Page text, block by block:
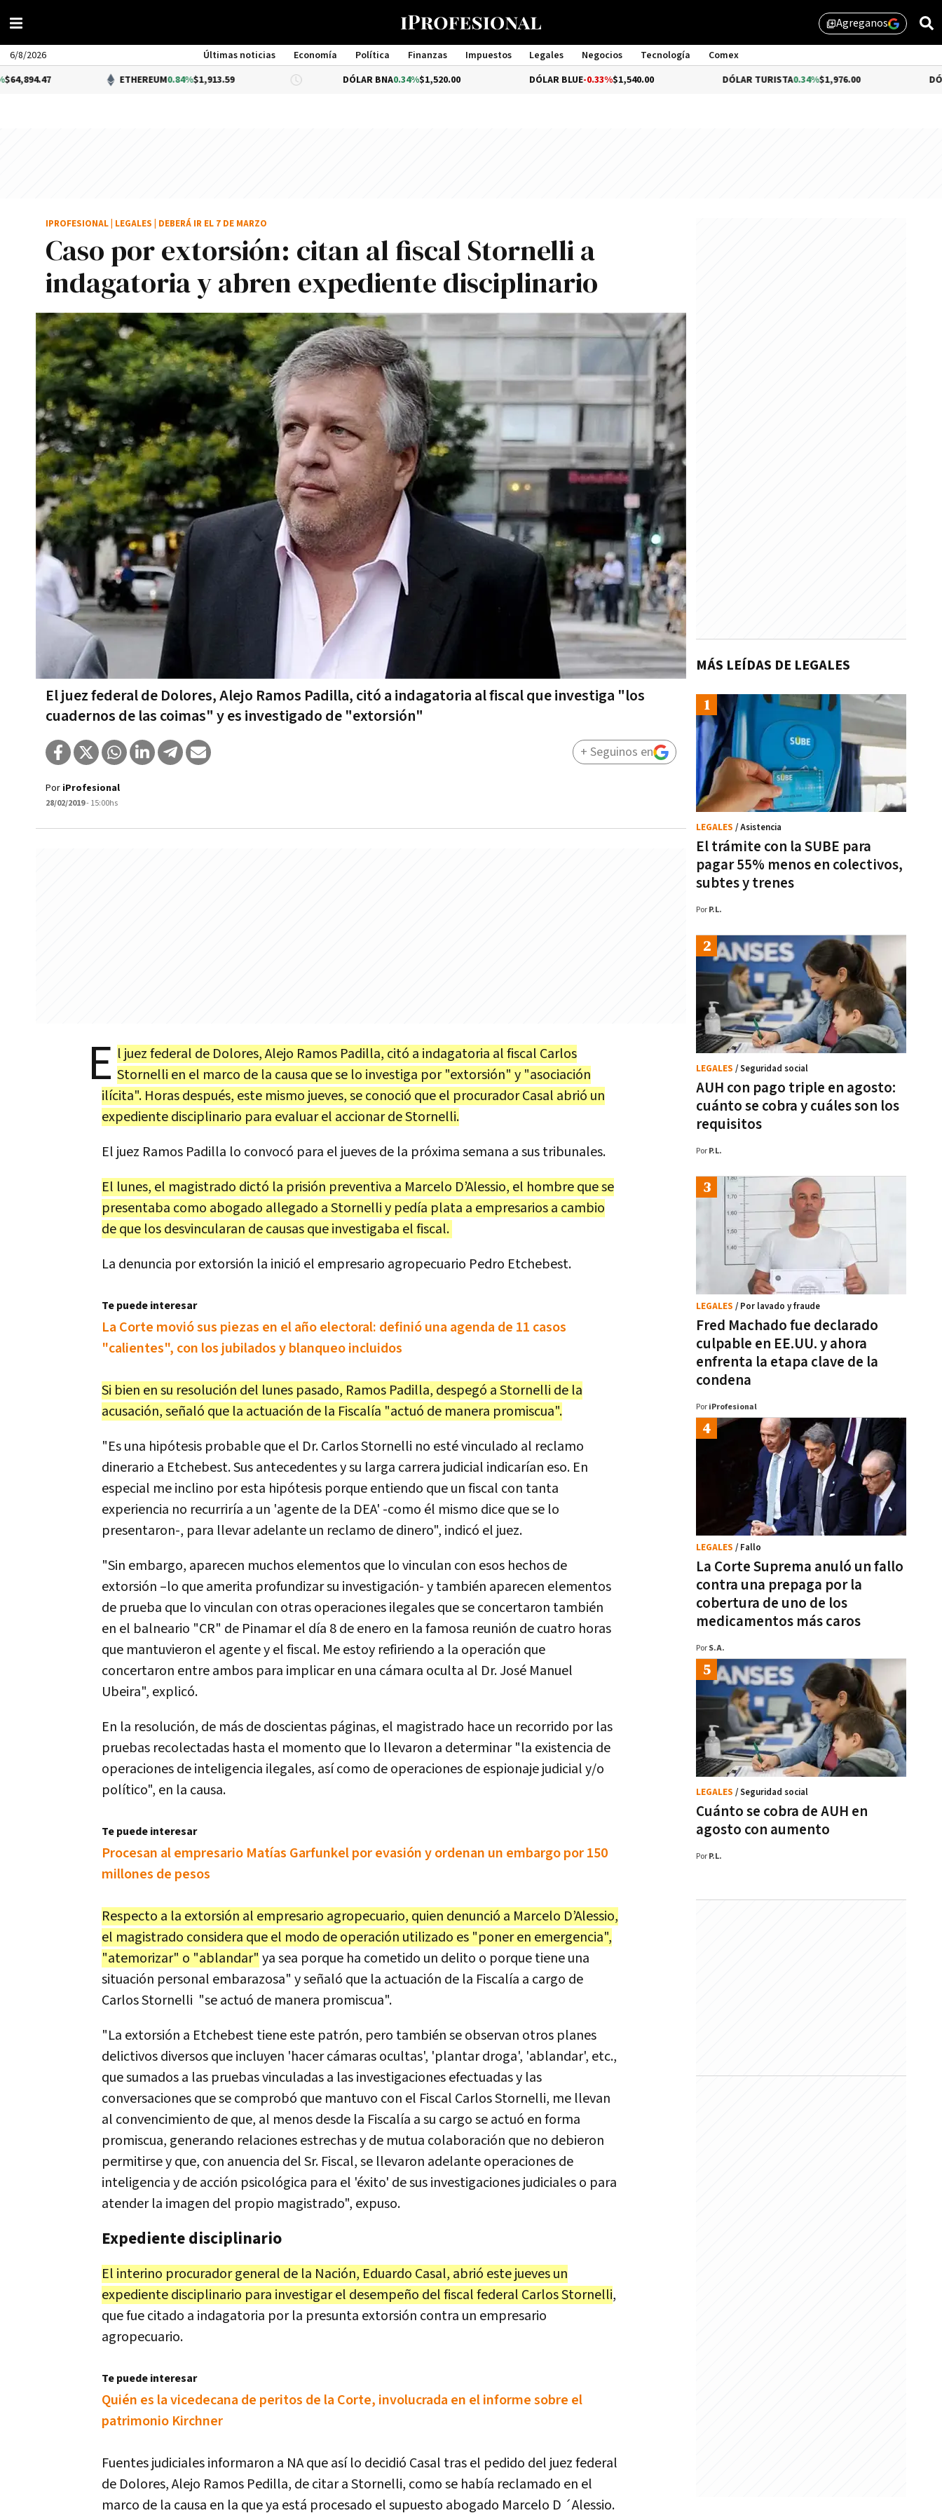
library_addAgreganos
6/8/2026 Últimas noticias Economía Política Finanzas Impuestos Legales Negocios Tecnología
Comex
Management
ETHEREUM0.84%$1,913.59 DÓLAR BNA 0.34%$1,520.00 -0.33%$1,540.00 DÓLAR TURISTA0.34%$1,976.00 -
Caso por extorsión: citan al fiscal Stornelli a
indagatoria y abren expediente disciplinario
El juez federal de Dolores, Alejo Ramos Padilla, citó a indagatoria al fiscal que investiga "los
cuadernos de las coimas" y es investigado de "extorsión"
IPROFESIONAL LEGALES DEBERÁ IR EL 7 DE MARZO
Por iProfesional
28/02/2019- 15:00hs
+ Seguinos en
E l juez federal de Dolores, Alejo Ramos Padilla, citó a indagatoria al fiscal Carlos
Stornelli en el marco de la causa que se lo investiga por "extorsión" y "asociación
ilícita". Horas después, este mismo jueves, se conoció que el procurador Casal abrió un
expediente disciplinario para evaluar el accionar de Stornelli.
El juez Ramos Padilla lo convocó para el jueves de la próxima semana a sus tribunales.
El lunes, el magistrado dictó la prisión preventiva a Marcelo D’Alessio, el hombre que se
presentaba como abogado allegado a Stornelli y pedía plata a empresarios a cambio
de que los desvincularan de causas que investigaba el fiscal.
La denuncia por extorsión la inició el empresario agropecuario Pedro Etchebest.
Te puede interesar
La Corte movió sus piezas en el año electoral: definió una agenda de 11 casos
"calientes", con los jubilados y blanqueo incluidos
Si bien en su resolución del lunes pasado, Ramos Padilla, despegó a Stornelli de la
acusación, señaló que la actuación de la Fiscalía "actuó de manera promiscua".
"Es una hipótesis probable que el Dr. Carlos Stornelli no esté vinculado al reclamo
dinerario a Etchebest. Sus antecedentes y su larga carrera judicial indicarían eso. En
especial me inclino por esta hipótesis porque entiendo que un fiscal con tanta
experiencia no recurriría a un 'agente de la DEA' -como él mismo dice que se lo
presentaron-, para llevar adelante un reclamo de dinero", indicó el juez.
"Sin embargo, aparecen muchos elementos que lo vinculan con esos hechos de
extorsión –lo que amerita profundizar su investigación- y también aparecen elementos
de prueba que lo vinculan con otras operaciones ilegales que se concertaron también
en el balneario "CR" de Pinamar el día 8 de enero en la famosa reunión de cuatro horas
que mantuvieron el agente y el fiscal. Me estoy refiriendo a la operación que
concertaron entre ambos para implicar en una cámara oculta al Dr. José Manuel
Ubeira", explicó.
En la resolución, de más de doscientas páginas, el magistrado hace un recorrido por las
pruebas recolectadas hasta el momento que lo llevaron a determinar "la existencia de
operaciones de inteligencia ilegales, así como de operaciones de espionaje judicial y/o
político", en la causa.
Te puede interesar
Procesan al empresario Matías Garfunkel por evasión y ordenan un embargo por 150
millones de pesos
Respecto a la extorsión al empresario agropecuario, quien denunció a Marcelo D’Alessio,
el magistrado considera que el modo de operación utilizado es "poner en emergencia",
"atemorizar" o "ablandar" ya sea porque ha cometido un delito o porque tiene una
situación personal embarazosa" y señaló que la actuación de la Fiscalía a cargo de
Carlos Stornelli "se actuó de manera promiscua".
"La extorsión a Etchebest tiene este patrón, pero también se observan otros planes
delictivos diversos que incluyen 'hacer cámaras ocultas', 'plantar droga', 'ablandar', etc.,
que sumados a las pruebas vinculadas a las investigaciones efectuadas y las
conversaciones que se comprobó que mantuvo con el Fiscal Carlos Stornelli, me llevan
al convencimiento de que, al menos desde la Fiscalía a su cargo se actuó en forma
promiscua, generando relaciones estrechas y de mutua colaboración que no debieron
permitirse y que, con anuencia del Sr. Fiscal, se llevaron adelante operaciones de
inteligencia y de acción psicológica para el 'éxito' de sus investigaciones judiciales o para
atender la imagen del propio magistrado", expuso.
Expediente disciplinario
El interino procurador general de la Nación, Eduardo Casal, abrió este jueves un
expediente disciplinario para investigar el desempeño del fiscal federal Carlos Stornelli,
que fue citado a indagatoria por la presunta extorsión contra un empresario
agropecuario.
Te puede interesar
Quién es la vicedecana de peritos de la Corte, involucrada en el informe sobre el
patrimonio Kirchner
Fuentes judiciales informaron a NA que así lo decidió Casal tras el pedido del juez federal
de Dolores, Alejo Ramos Pedilla, de citar a Stornelli, como se había reclamado en el
marco de la causa en la que ya está procesado el supuesto abogado Marcelo D ´Alessio.
MÁS LEÍDAS DE LEGALES
El trámite con la SUBE para
pagar 55% menos en colectivos,
subtes y trenes
LEGALES / Asistencia
Por P.L.
AUH con pago triple en agosto:
cuánto se cobra y cuáles son los
requisitos
LEGALES / Seguridad social
Por P.L.
Fred Machado fue declarado
culpable en EE.UU. y ahora
enfrenta la etapa clave de la
condena
LEGALES / Por lavado y fraude
Por iProfesional
La Corte Suprema anuló un fallo
contra una prepaga por la
cobertura de uno de los
medicamentos más caros
LEGALES / Fallo
Por S.A.
Cuánto se cobra de AUH en
agosto con aumento
LEGALES / Seguridad social
Por P.L.